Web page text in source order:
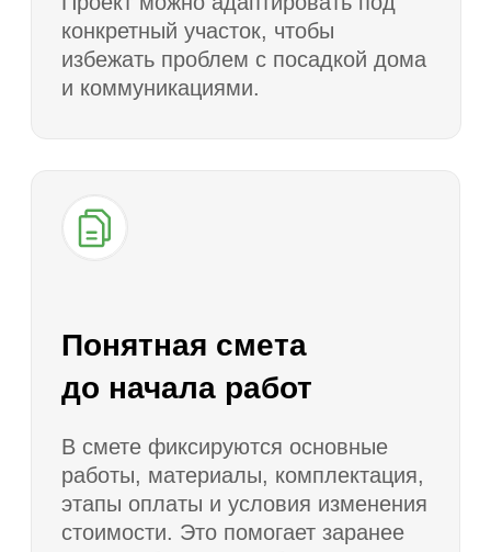
и сдача объекта. Контроль
на каждом этапе снижает риск
ошибок, переделок
и непредвиденных расходов.
Все ключевые условия
в договоре: состав работ,
стоимость, сроки, порядок оплаты,
и гарантийные условия. Для
заказчика это снижает риски
и делает процесс строительства
более управляемым.